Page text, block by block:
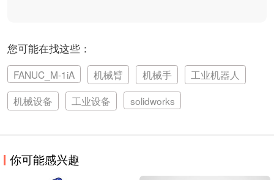
您可能在找这些：
FANUC_M-1iA 机械臂 机械手
工业机器人
机械设备
工业设备 solidworks
你可能感兴趣